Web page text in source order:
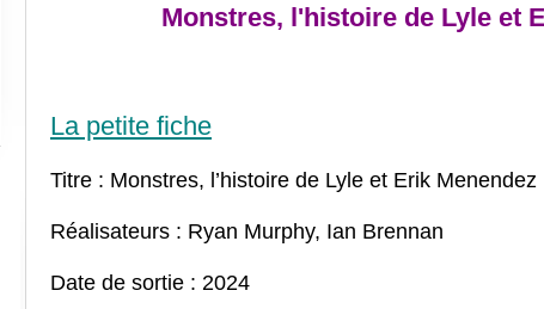
Monstres, l'histoire de Lyle et
La petite fiche
Titre : Monstres, l’histoire de Lyle et Erik Menendez
Réalisateurs : Ryan Murphy, Ian Brennan
Date de sortie : 2024